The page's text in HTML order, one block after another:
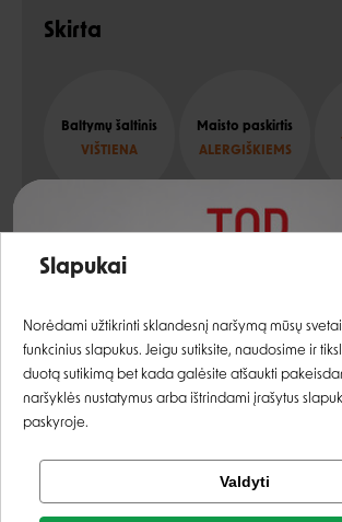
Skirta
Baltymų šaltinis
VIŠTIENA
Maisto paskirtis
ALERGIŠKIEMS
Sudėtis
Vištiena (džiovinta)
saldžiosios bulvės (džiovintos)
bulvės (džiovintos)
bulvių krakmolas
Registruotis
Facebook
Slapukai
Norėdami užtikrinti sklandesnį naršymą mūsų
funkcinius slapukus. Jeigu sutiksite, naudosime ir
duotą sutikimą bet kada galėsite atšaukti
naršyklės nustatymus arba ištrindami įrašytus
paskyroje.
Valdyti